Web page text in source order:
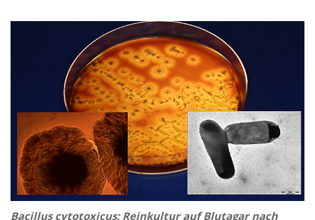
Bacillus cytotoxicus: Reinkultur auf Blutagar nach